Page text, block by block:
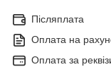
Післяплата
Оплата на
Оплата за